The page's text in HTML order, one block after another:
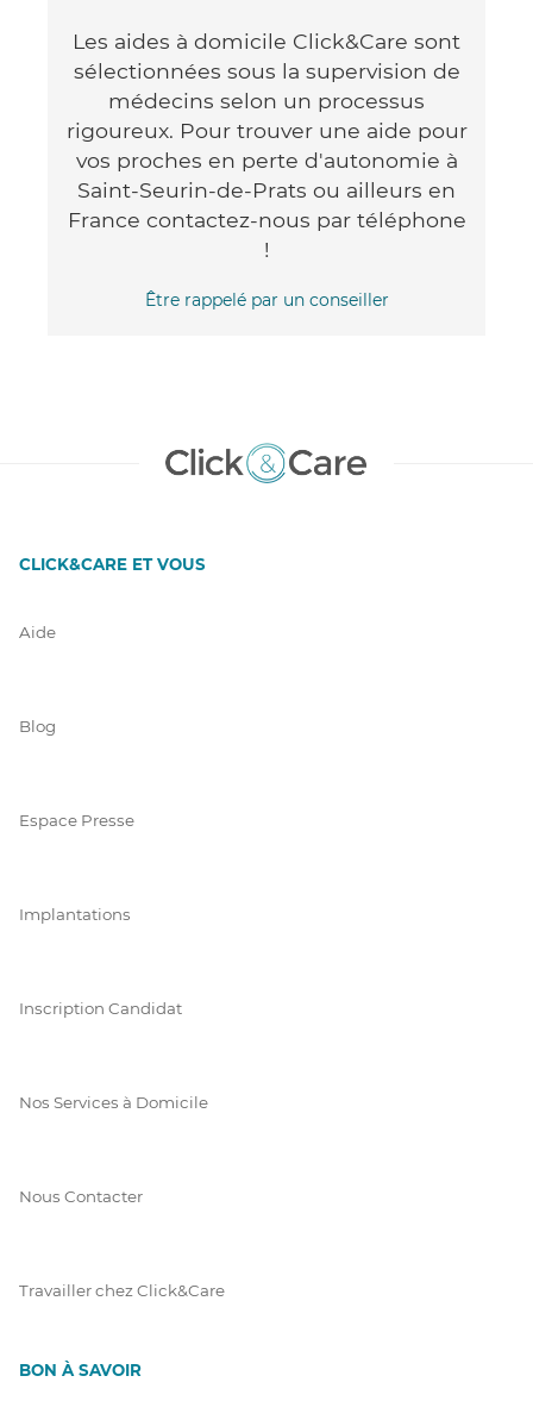
Les aides à domicile Click&Care sont
sélectionnées sous la supervision de
médecins selon un processus
rigoureux. Pour trouver une aide pour
vos proches en perte d'autonomie à
Saint-Seurin-de-Prats ou ailleurs en
France contactez-nous par téléphone
!
Être rappelé par un conseiller
CLICK&CARE ET VOUS
Aide
Blog
Espace Presse
Implantations
Inscription Candidat
Nos Services à Domicile
Nous Contacter
Travailler chez Click&Care
BON À SAVOIR